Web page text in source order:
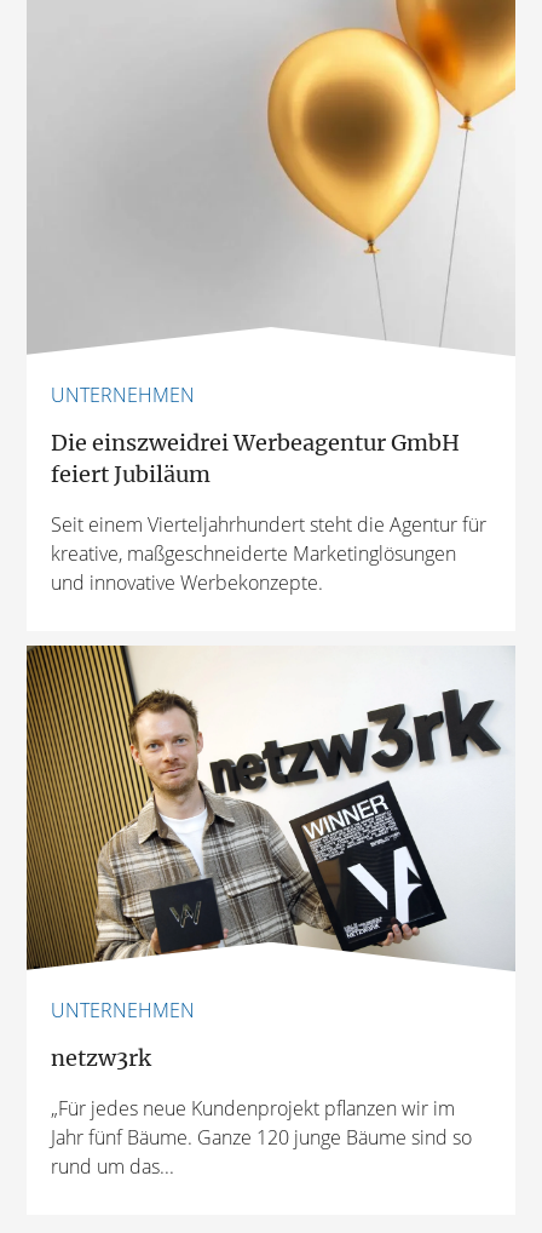
UNTERNEHMEN
Die einszweidrei Werbeagentur GmbH
feiert Jubiläum
Seit einem Vierteljahrhundert steht die Agentur für
kreative, maßgeschneiderte Marketinglösungen
und innovative Werbekonzepte.
UNTERNEHMEN
netzw3rk
„Für jedes neue Kundenprojekt pflanzen wir im
Jahr fünf Bäume. Ganze 120 junge Bäume sind so
rund um das...